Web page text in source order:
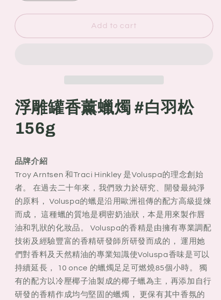
quantity
for
浮
蠟
燭
#
松
156g
quantity
for
Voluspa
浮
香
蠟
燭
156g
Add to cart
浮雕罐香薰蠟燭 #白羽松
156g
品牌介紹
Troy Arntsen 和Traci Hinkley 是Voluspa的理念創始
者。 在過去二十年來，我們致力於研究、開發最純淨
的原料， Voluspa的蠟是沿用歐洲祖傳的配方高級提煉
而成， 這種蠟的質地是稠密奶油狀，本是用來製作唇
油和乳狀的化妝品。 Voluspa的香精是由擁有專業調配
技術及經驗豐富的香精研發師所研發而成的， 運用她
們對香料及天然精油的專業知識使Voluspa香味是可以
持續延長， 10 once 的蠟燭足足可燃燒85個小時。 獨
有的配方以冷壓椰子油製成的椰子蠟為主，再添加自行
研發的香精作成均勻堅固的蠟燭， 更保有其中香氛的